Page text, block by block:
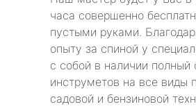
часа совершенно
пустыми руками.
опыту за спиной у
с собой в наличии полный
инструметов на все виды
садовой и бензиновой